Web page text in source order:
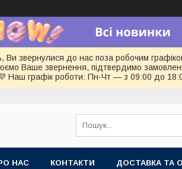
звернулися до нас поза робочим
Ваше звернення, підтвердимо
Наш графік роботи: Пн-Чт — з 09:00 до
НАС КОНТАКТИ ДОСТАВКА ТА